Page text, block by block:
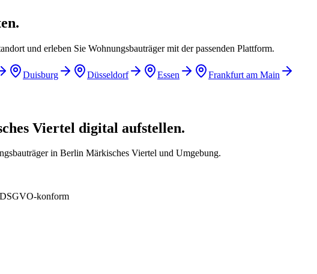
und erleben Sie Wohnungsbauträger mit der passenden Plattform.
Duisburg Düsseldorf Essen
Frankfurt am Main
Viertel digital aufstellen.
in Berlin Märkisches Viertel und Umgebung.
DSGVO-konform